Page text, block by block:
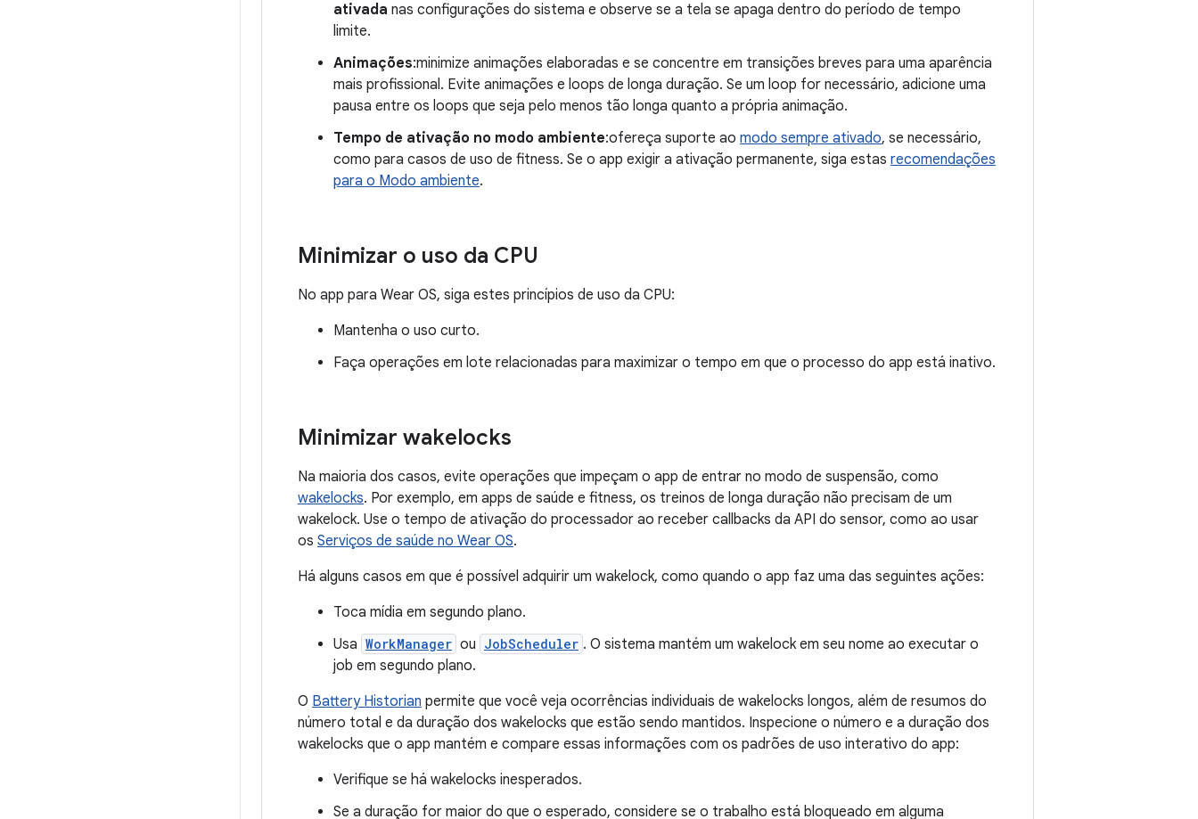
ativada nas configurações do sistema e observe se a tela se apaga dentro do período de tempo
limite.
Animações:minimize animações elaboradas e se concentre em transições breves para uma aparência
mais profissional. Evite animações e loops de longa duração. Se um loop for necessário, adicione uma
pausa entre os loops que seja pelo menos tão longa quanto a própria animação.
Tempo de ativação no modo ambiente:ofereça suporte ao modo sempre ativado, se necessário,
como para casos de uso de fitness. Se o app exigir a ativação permanente, siga estas recomendações
para o Modo ambiente.
Minimizar o uso da CPU
No app para Wear OS, siga estes princípios de uso da CPU:
Mantenha o uso curto.
Faça operações em lote relacionadas para maximizar o tempo em que o processo do app está inativo.
Minimizar wakelocks
Na maioria dos casos, evite operações que impeçam o app de entrar no modo de suspensão, como
wakelocks. Por exemplo, em apps de saúde e fitness, os treinos de longa duração não precisam de um
wakelock. Use o tempo de ativação do processador ao receber callbacks da API do sensor, como ao usar
os Serviços de saúde no Wear OS.
Há alguns casos em que é possível adquirir um wakelock, como quando o app faz uma das seguintes ações:
Toca mídia em segundo plano.
Usa WorkManager ou JobScheduler . O sistema mantém um wakelock em seu nome ao executar o
job em segundo plano.
O Battery Historian permite que você veja ocorrências individuais de wakelocks longos, além de resumos do
número total e da duração dos wakelocks que estão sendo mantidos. Inspecione o número e a duração dos
wakelocks que o app mantém e compare essas informações com os padrões de uso interativo do app:
Verifique se há wakelocks inesperados.
Se a duração for maior do que o esperado, considere se o trabalho está bloqueado em alguma